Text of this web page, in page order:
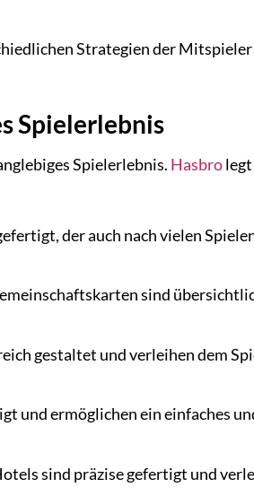
Strategien der
Spielerlebnis
Spielerlebnis. Hasbro
der auch nach vielen
sind
gestaltet und verleihen dem
und ermöglichen ein einfaches
sind präzise gefertigt und